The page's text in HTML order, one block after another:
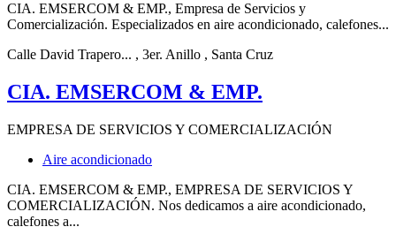
CIA. EMSERCOM & EMP., Empresa de Servicios y
Comercialización. Especializados en aire acondicionado, calefones...
Calle David Trapero... , 3er. Anillo , Santa Cruz
CIA. EMSERCOM & EMP.
EMPRESA DE SERVICIOS Y COMERCIALIZACIÓN
Aire acondicionado
CIA. EMSERCOM & EMP., EMPRESA DE SERVICIOS Y
COMERCIALIZACIÓN. Nos dedicamos a aire acondicionado,
calefones a...